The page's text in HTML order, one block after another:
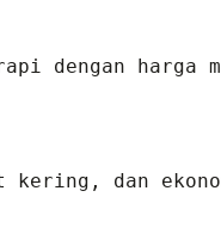
dengan harga
dan